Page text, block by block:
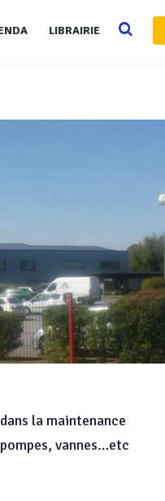
LIBRAIRIE
la maintenance
vannes…etc